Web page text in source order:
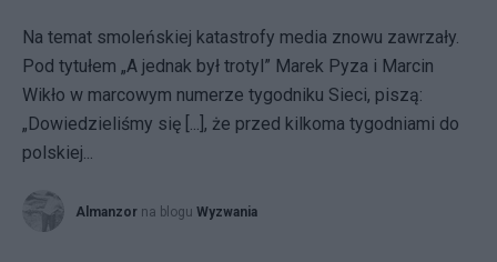
Na temat smoleńskiej katastrofy media znowu zawrzały.
Pod tytułem „A jed­nak był tro­tyl” Marek Pyza i Marcin
Wikło w marcowym numerze tygodniku Sieci, piszą:
„Dowiedzieliśmy się [...], że przed kilkoma tygodniami do
polskiej...
Almanzor na blogu Wyzwania